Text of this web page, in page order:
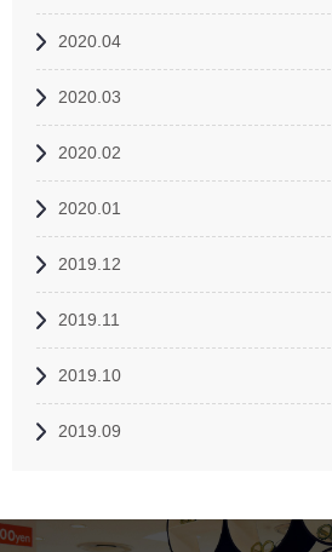
2020.04
2020.03
2020.02
2020.01
2019.12
2019.11
2019.10
2019.09